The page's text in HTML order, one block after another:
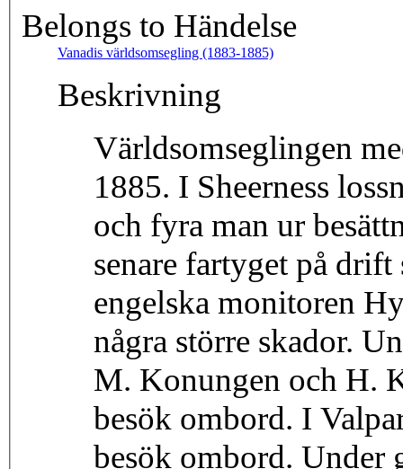
Belongs to Händelse
Vanadis världsomsegling (1883-1885)
Beskrivning
Världsomseglingen
1885. I Sheerness
och fyra man ur
senare fartyget på
engelska monitoren
några större skador.
M. Konungen och H.
besök ombord. I
besök ombord. Under